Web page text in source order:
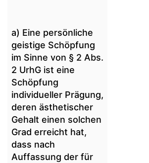
a) Eine persönliche
geistige Schöpfung
im Sinne von § 2 Abs.
2 UrhG ist eine
Schöpfung
individueller Prägung,
deren ästhetischer
Gehalt einen solchen
Grad erreicht hat,
dass nach
Auffassung der für